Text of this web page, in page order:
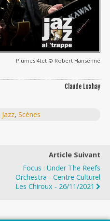
Plumes 4tet © Robert Hansenne
Claude Loxhay
Jazz, Scènes
Article Suivant
Focus : Under The Reefs
Orchestra ‐ Centre Culturel
Les Chiroux ‐ 26/11/2021